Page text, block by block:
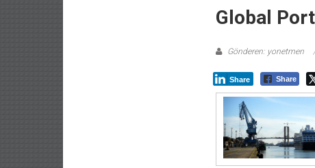
Global
Gönderen: yonetmen
Share Share